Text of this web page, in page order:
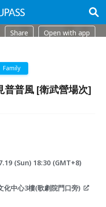
Share Open with app
Family
普普風 [衛武營場次]
(Sun) 18:30 (GMT+8)
化中心3樓(歌劇院門口旁)